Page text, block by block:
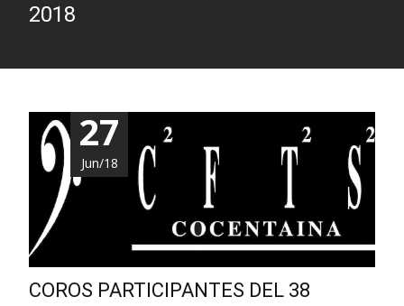
2018
27
Jun/18
COROS PARTICIPANTES DEL 38